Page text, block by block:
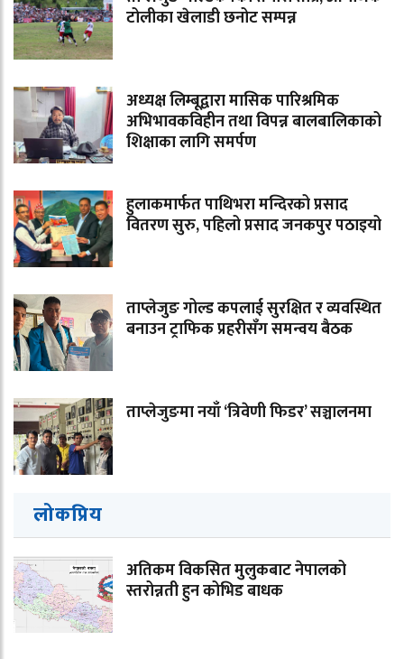
टोलीका खेलाडी छनोट सम्पन्न
अध्यक्ष लिम्बूद्वारा मासिक पारिश्रमिक
अभिभावकविहीन तथा विपन्न बालबालिकाको
शिक्षाका लागि समर्पण
हुलाकमार्फत पाथिभरा मन्दिरको प्रसाद
वितरण सुरु, पहिलो प्रसाद जनकपुर पठाइयो
ताप्लेजुङ गोल्ड कपलाई सुरक्षित र व्यवस्थित
बनाउन ट्राफिक प्रहरीसँग समन्वय बैठक
ताप्लेजुङमा नयाँ ‘त्रिवेणी फिडर’ सञ्चालनमा
लोकप्रिय
अतिकम विकसित मुलुकबाट नेपालको
स्तरोन्नती हुन कोभिड बाधक